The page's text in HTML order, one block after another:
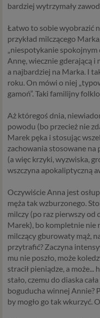
bardziej wytrzymały
Łatwo to sobie wyobrazić
przykład milczącego
„niespotykanie spokojnym
Annę, wiecznie gderającą i
a najbardziej na Marka. I
roku. On mówi o niej
gamoń”. Taki familijny
Aż któregoś dnia,
powodu (bo przecież nie
Marek pęka i stosując
zachowania stosowane na
(a więc krzyki, wyzwiska,
wszczyna apokaliptyczną
Oczywiście Anna jest
męża tak wzburzonego.
milczy (po raz pierwszy od
Marek), bo kompletnie nie
milczący gburowaty mąż,
przytrafić? Zaczyna
mu nie poszło, może
stracił pieniądze, a może...
stało, czemu do diaska
boguducha winnej Annie?
by mogło go tak wkurzyć.